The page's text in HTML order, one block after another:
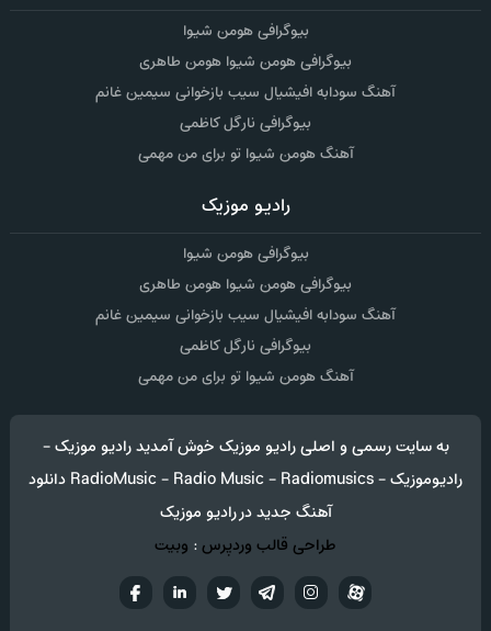
بیوگرافی هومن شیوا
بیوگرافی هومن شیوا هومن طاهری
آهنگ سودابه افیشیال سیب بازخوانی سیمین غانم
بیوگرافی نارگل کاظمی
آهنگ هومن شیوا تو برای من مهمی
رادیو موزیک
بیوگرافی هومن شیوا
بیوگرافی هومن شیوا هومن طاهری
آهنگ سودابه افیشیال سیب بازخوانی سیمین غانم
بیوگرافی نارگل کاظمی
آهنگ هومن شیوا تو برای من مهمی
به سایت رسمی و اصلی رادیو موزیک خوش آمدید رادیو موزیک -
رادیوموزیک - RadioMusic - Radio Music - Radiomusics دانلود
آهنگ جدید در رادیو موزیک
طراحی قالب وردپرس: وبیت
تويترتلگراماینستاگرام آپارات